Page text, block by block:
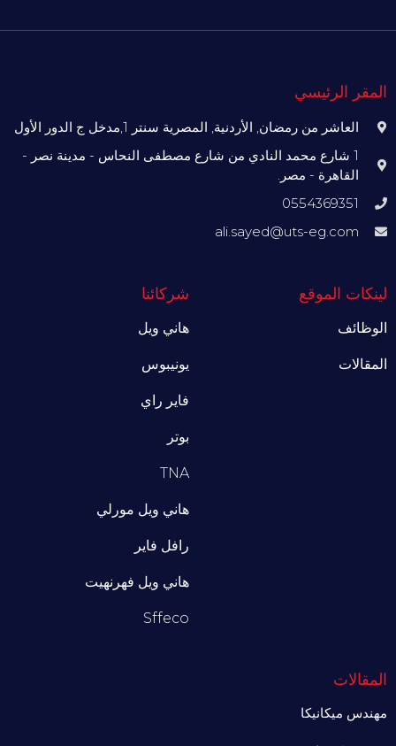
المقر الرئيسي
العاشر من رمضان, الأردنية, المصرية سنتر 1,مدخل ج الدور الأول
1 شارع محمد النادي من شارع مصطفى النحاس - مدينة نصر -
القاهرة - مصر.
0554369351
ali.sayed@uts-eg.com
لينكات الموقع
الوظائف
المقالات
شركائنا
هاني ويل
يونيبوس
فاير راي
بوتر
TNA
هاني ويل مورلي
رافل فاير
هاني ويل فهرنهيت
Sffeco
المقالات
مهندس ميكانيكا